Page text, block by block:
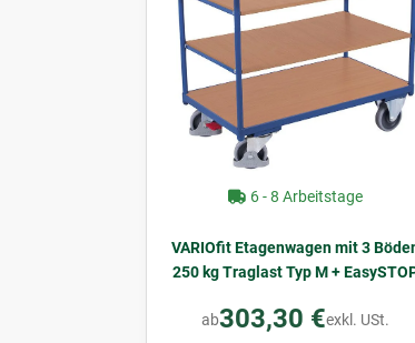
6 - 8 Arbeitstage
VARIOfit Etagenwagen mit 3
250 kg Traglast Typ M +
ab303,30 €exkl. USt.